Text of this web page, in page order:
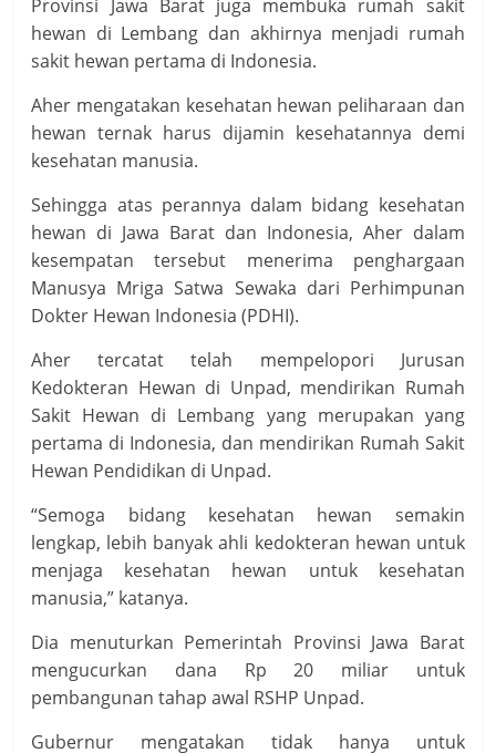
Provinsi Jawa Barat juga membuka rumah sakit
hewan di Lembang dan akhirnya menjadi rumah
sakit hewan pertama di Indonesia.
Aher mengatakan kesehatan hewan peliharaan dan
hewan ternak harus dijamin kesehatannya demi
kesehatan manusia.
Sehingga atas perannya dalam bidang kesehatan
hewan di Jawa Barat dan Indonesia, Aher dalam
kesempatan tersebut menerima penghargaan
Manusya Mriga Satwa Sewaka dari Perhimpunan
Dokter Hewan Indonesia (PDHI).
Aher tercatat telah mempelopori Jurusan
Kedokteran Hewan di Unpad, mendirikan Rumah
Sakit Hewan di Lembang yang merupakan yang
pertama di Indonesia, dan mendirikan Rumah Sakit
Hewan Pendidikan di Unpad.
“Semoga bidang kesehatan hewan semakin
lengkap, lebih banyak ahli kedokteran hewan untuk
menjaga kesehatan hewan untuk kesehatan
manusia,” katanya.
Dia menuturkan Pemerintah Provinsi Jawa Barat
mengucurkan dana Rp 20 miliar untuk
pembangunan tahap awal RSHP Unpad.
Gubernur mengatakan tidak hanya untuk